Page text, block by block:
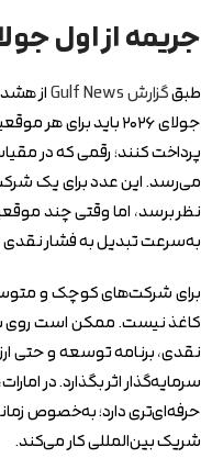
جریمه از اول
طبقگزارش Gulf News
می‌رسد. این عدد برای یک
نظر برسد، اما وقتی چند
به‌سرعت تبدیل به فشار
برای شرکت‌های کوچک و
کاغذ نیست. ممکن است روی
نقدی، برنامه توسعه و حتی
سرمایه‌گذار اثر بگذارد. در
حرفه‌ای‌تری دارد؛ به‌خصوص
شریک بین‌المللی کار می‌کند.